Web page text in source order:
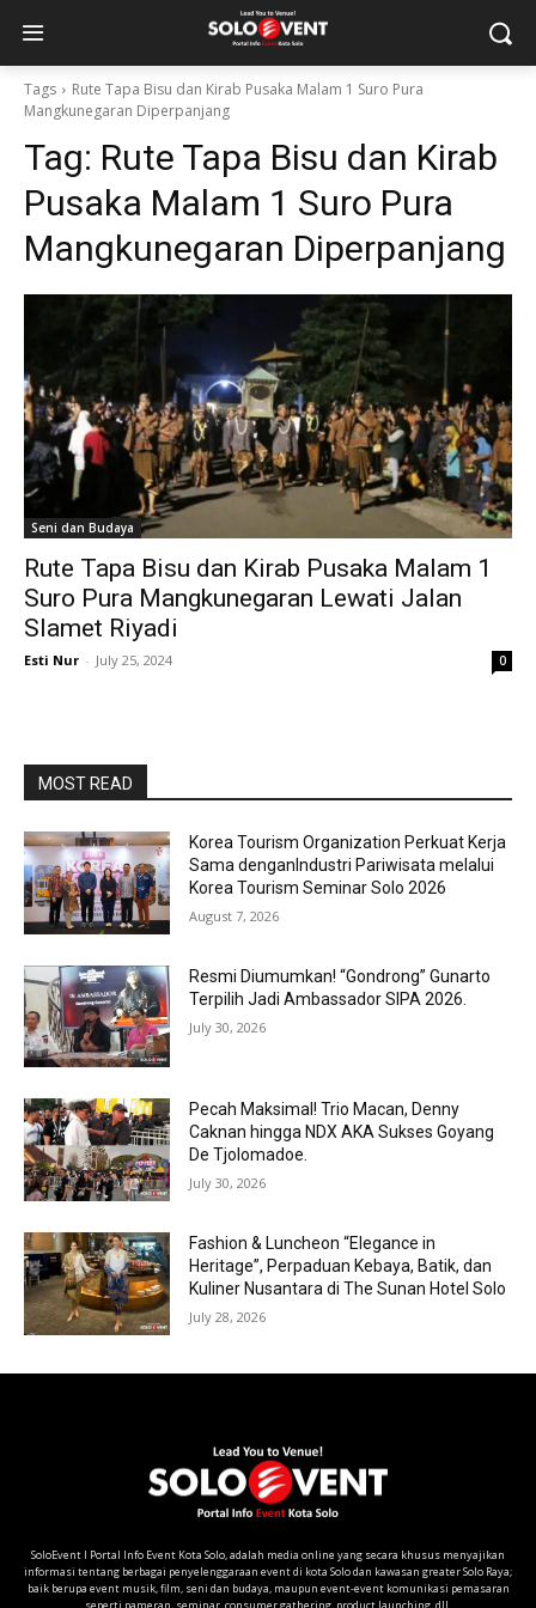
Tags
Rute Tapa Bisu dan Kirab Pusaka Malam 1 Suro Pura
Mangkunegaran Diperpanjang
Tag: Rute Tapa Bisu dan Kirab
Pusaka Malam 1 Suro Pura
Mangkunegaran Diperpanjang
Seni dan Budaya
Rute Tapa Bisu dan Kirab Pusaka Malam 1
Suro Pura Mangkunegaran Lewati Jalan
Slamet Riyadi
Esti Nur - July 25, 2024 0
MOST READ
Korea Tourism Organization Perkuat Kerja
Sama denganIndustri Pariwisata melalui
Korea Tourism Seminar Solo 2026
August 7, 2026
Resmi Diumumkan! “Gondrong” Gunarto
Terpilih Jadi Ambassador SIPA 2026.
July 30, 2026
Pecah Maksimal! Trio Macan, Denny
Caknan hingga NDX AKA Sukses Goyang
De Tjolomadoe.
July 30, 2026
Fashion & Luncheon “Elegance in
Heritage”, Perpaduan Kebaya, Batik, dan
Kuliner Nusantara di The Sunan Hotel Solo
July 28, 2026
SoloEvent I Portal Info Event Kota Solo, adalah media online yang secara khusus menyajikan
informasi tentang berbagai penyelenggaraan event di kota Solo dan kawasan greater Solo Raya;
baik berupa event musik, film, seni dan budaya, maupun event-event komunikasi pemasaran